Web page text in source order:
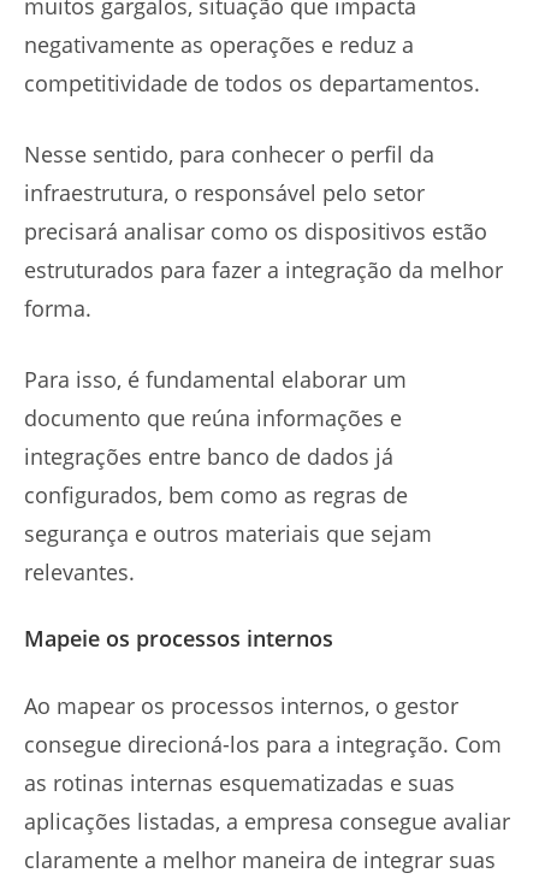
muitos gargalos, situação que impacta
negativamente as operações e reduz a
competitividade de todos os departamentos.
Nesse sentido, para conhecer o perfil da
infraestrutura, o responsável pelo setor
precisará analisar como os dispositivos estão
estruturados para fazer a integração da melhor
forma.
Para isso, é fundamental elaborar um
documento que reúna informações e
integrações entre banco de dados já
configurados, bem como as regras de
segurança e outros materiais que sejam
relevantes.
Mapeie os processos internos
Ao mapear os processos internos, o gestor
consegue direcioná-los para a integração. Com
as rotinas internas esquematizadas e suas
aplicações listadas, a empresa consegue avaliar
claramente a melhor maneira de integrar suas